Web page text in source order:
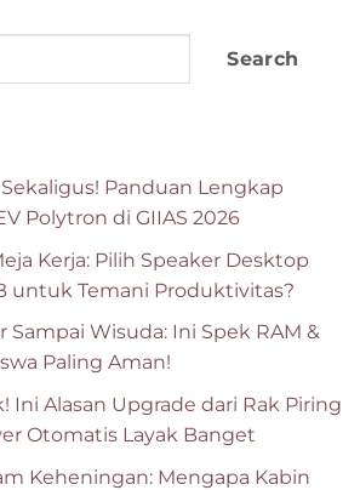
Search
Panduan Lengkap
Polytron di GIIAS 2026
Kerja: Pilih Speaker Desktop
untuk Temani Produktivitas?
Sampai Wisuda: Ini Spek RAM &
Paling Aman!
Ini Alasan Upgrade dari Rak Piring
Otomatis Layak Banget
Keheningan: Mengapa Kabin